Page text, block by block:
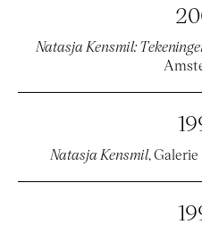
Natasja Kensmil:
Natasja Kensmil,